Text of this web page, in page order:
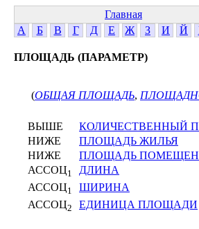
Главная
А
Б В Г Д Е Ж З И Й
ПЛОЩАДЬ (ПАРАМЕТР)
(ОБЩАЯ ПЛОЩАДЬ,
ВЫШЕ
КОЛИЧЕСТВЕННЫЙ
НИЖЕ
ПЛОЩАДЬ ЖИЛЬЯ
НИЖЕ
ПЛОЩАДЬ
АССОЦ1
ДЛИНА
АССОЦ1
ШИРИНА
АССОЦ2 ЕДИНИЦА ПЛОЩАДИ